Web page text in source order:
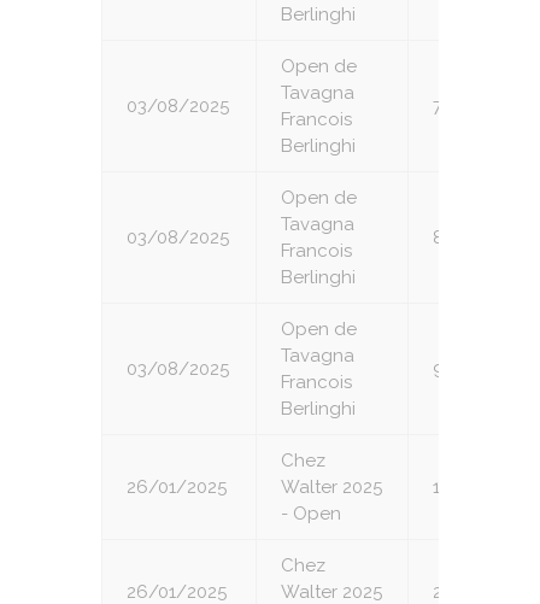
Berlinghi
03/08/2025
Open de
Tavagna
Francois
Berlinghi
7
03/08/2025
Open de
Tavagna
Francois
Berlinghi
8
03/08/2025
Open de
Tavagna
Francois
Berlinghi
9
26/01/2025
Chez
Walter 2025
- Open
1
26/01/2025
Chez
Walter 2025
2